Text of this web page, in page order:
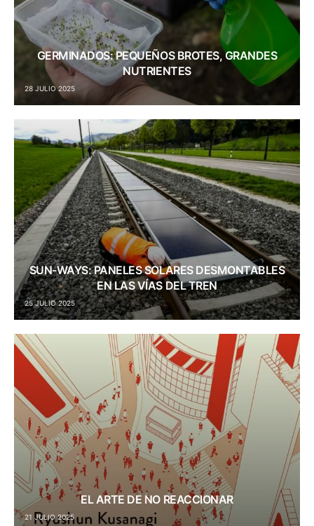
GERMINADOS: PEQUEÑOS BROTES, GRANDES
NUTRIENTES
28 JULIO 2025
SUN-WAYS: PANELES SOLARES DESMONTABLES
EN LAS VÍAS DEL TREN
25 JULIO 2025
EL ARTE DE NO REACCIONAR
21 JULIO 2025